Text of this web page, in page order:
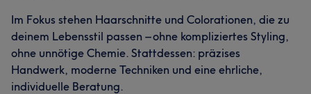
Im Fokus stehen Haarschnitte und Colorationen, die zu
deinem Lebensstil passen – ohne kompliziertes Styling,
ohne unnötige Chemie. Stattdessen: präzises
Handwerk, moderne Techniken und eine ehrliche,
individuelle Beratung.